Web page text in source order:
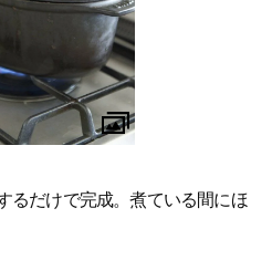
るだけで完成。煮ている間にほ